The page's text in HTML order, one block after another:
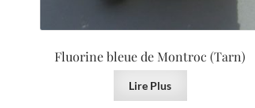
Fluorine bleue de Montroc (Tarn)
Lire Plus